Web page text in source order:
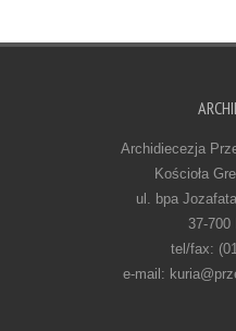
Archidiecezja
Kościoła
ul. bpa
37-700
tel/fax:
e-mail: